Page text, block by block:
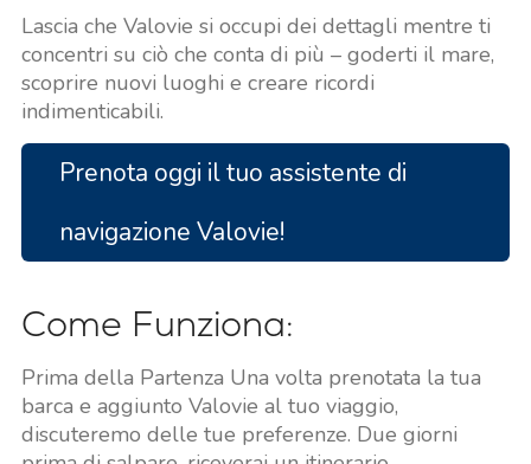
Lascia che Valovie si occupi dei dettagli mentre ti
concentri su ciò che conta di più – goderti il mare,
scoprire nuovi luoghi e creare ricordi
indimenticabili.
Prenota oggi il tuo assistente di
navigazione Valovie!
Come Funziona:
Prima della Partenza Una volta prenotata la tua
barca e aggiunto Valovie al tuo viaggio,
discuteremo delle tue preferenze. Due giorni